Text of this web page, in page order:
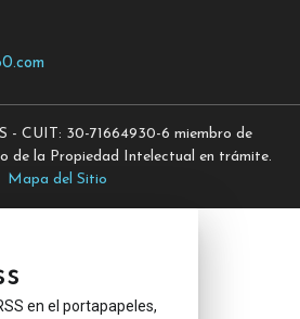
- CUIT: 30-71664930-6 miembro de
de la Propiedad Intelectual en trámite.
Mapa del Sitio
en el portapapeles,